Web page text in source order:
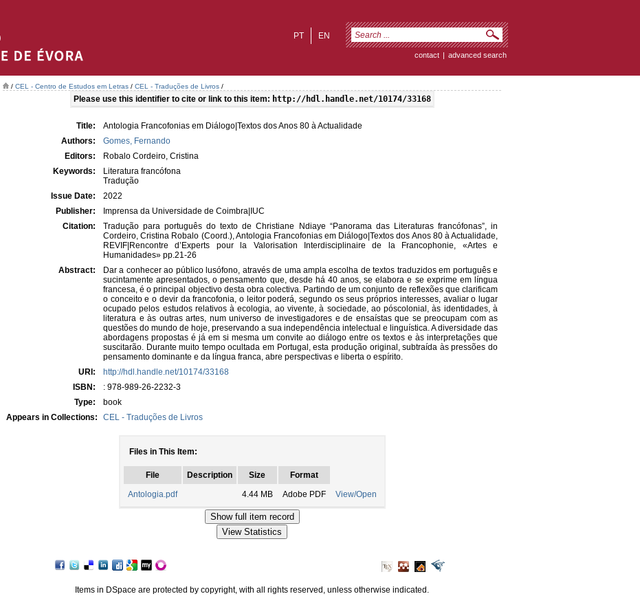
EN
PT
contact | advanced search
/ CEL - Centro de Estudos em Letras / CEL - Traduções de Livros /
Please use this identifier to cite or link to this item: http://hdl.handle.net/10174/33168
Title:
Antologia Francofonias em Diálogo|Textos dos Anos 80 à Actualidade
Authors:
Gomes, Fernando
Editors:
Robalo Cordeiro, Cristina
Keywords:
Literatura francófona
Tradução
Issue Date:
2022
Publisher:
Imprensa da Universidade de Coimbra|IUC
Citation:
Tradução para português do texto de Christiane Ndiaye “Panorama das Literaturas francófonas”, in
Cordeiro, Cristina Robalo (Coord.), Antologia Francofonias em Diálogo|Textos dos Anos 80 à Actualidade,
REVIF|Rencontre d’Experts pour la Valorisation Interdisciplinaire de la Francophonie, «Artes e
Humanidades» pp.21-26
Abstract:
Dar a conhecer ao público lusófono, através de uma ampla escolha de textos traduzidos em português e
sucintamente apresentados, o pensamento que, desde há 40 anos, se elabora e se exprime em língua
francesa, é o principal objectivo desta obra colectiva. Partindo de um conjunto de reflexões que clarificam
o conceito e o devir da francofonia, o leitor poderá, segundo os seus próprios interesses, avaliar o lugar
ocupado pelos estudos relativos à ecologia, ao vivente, à sociedade, ao póscolonial, às identidades, à
literatura e às outras artes, num universo de investigadores e de ensaístas que se preocupam com as
questões do mundo de hoje, preservando a sua independência intelectual e linguística. A diversidade das
abordagens propostas é já em si mesma um convite ao diálogo entre os textos e às interpretações que
suscitarão. Durante muito tempo ocultada em Portugal, esta produção original, subtraída às pressões do
pensamento dominante e da língua franca, abre perspectivas e liberta o espírito.
URI:
http://hdl.handle.net/10174/33168
ISBN:
: 978-989-26-2232-3
Type:
book
Appears in Collections:
CEL - Traduções de Livros
Files in This Item:
File Description Size
Format
Antologia.pdf
4.44 MB Adobe PDF View/Open
Items in DSpace are protected by copyright, with all rights reserved, unless otherwise indicated.